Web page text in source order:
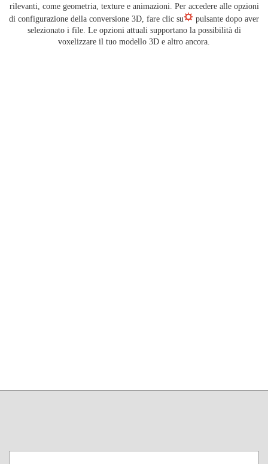
rilevanti, come geometria, texture e animazioni. Per accedere alle opzioni
di configurazione della conversione 3D, fare clic su
pulsante dopo aver
selezionato i file. Le opzioni attuali supportano la possibilità di
voxelizzare il tuo modello 3D e altro ancora.